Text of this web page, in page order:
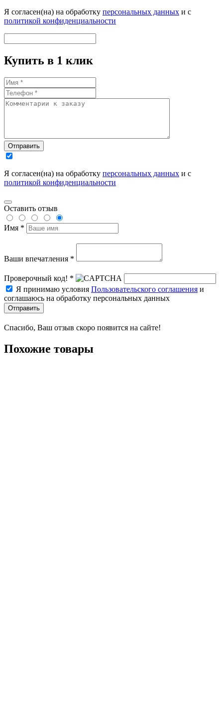
Я согласен(на) на обработку персональных данных и с
политикой конфиденциальности
Купить в 1 клик
Отправить
Я согласен(на) на обработку персональных данных и с
политикой конфиденциальности
Оставить отзыв
Имя *
Ваши впечатления *
Проверочный код! *
Я принимаю условия Пользовательского соглашения и
соглашаюсь на обработку персональных данных
Отправить
Спасибо, Ваш отзыв скоро появится на сайте!
Похожие товары